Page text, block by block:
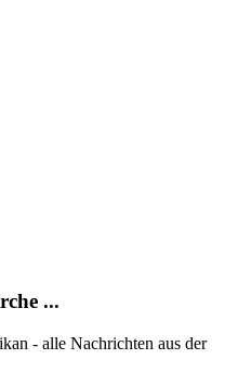
...
- alle Nachrichten aus der